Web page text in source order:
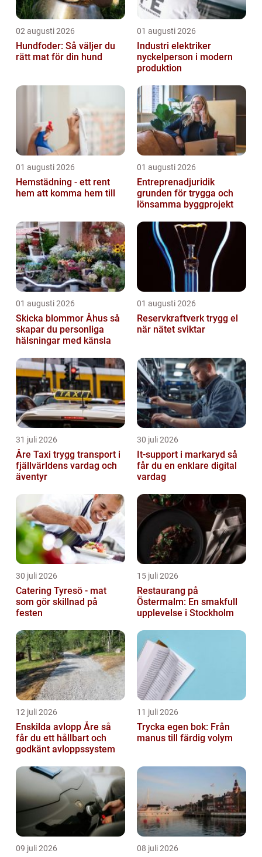
02 augusti 2026
Hundfoder: Så väljer du
rätt mat för din hund
01 augusti 2026
Industri elektriker
nyckelperson i modern
produktion
01 augusti 2026
Hemstädning - ett rent
hem att komma hem till
01 augusti 2026
Entreprenadjuridik
grunden för trygga och
lönsamma byggprojekt
01 augusti 2026
Skicka blommor Åhus så
skapar du personliga
hälsningar med känsla
01 augusti 2026
Reservkraftverk trygg el
när nätet sviktar
31 juli 2026
Åre Taxi trygg transport i
fjällvärldens vardag och
äventyr
30 juli 2026
It-support i markaryd så
får du en enklare digital
vardag
30 juli 2026
Catering Tyresö - mat
som gör skillnad på
festen
15 juli 2026
Restaurang på
Östermalm: En smakfull
upplevelse i Stockholm
12 juli 2026
Enskilda avlopp Åre så
får du ett hållbart och
godkänt avloppssystem
11 juli 2026
Trycka egen bok: Från
manus till färdig volym
09 juli 2026 08 juli 2026